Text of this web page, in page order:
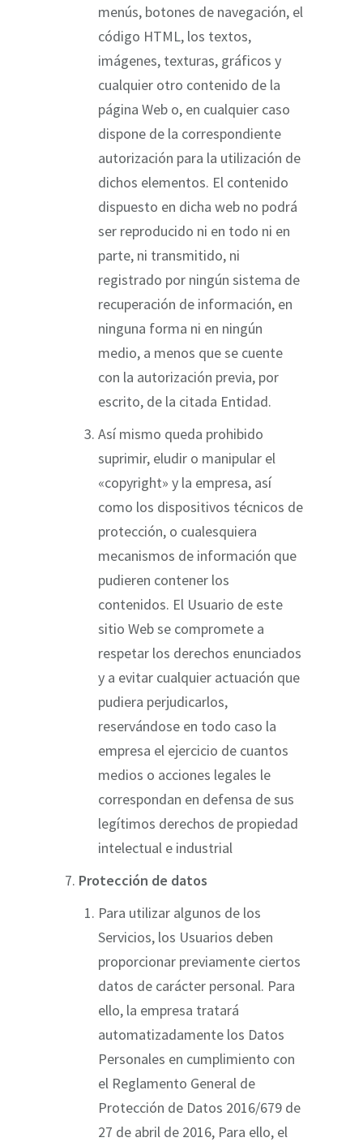
menús, botones de navegación, el
código HTML, los textos,
imágenes, texturas, gráficos y
cualquier otro contenido de la
página Web o, en cualquier caso
dispone de la correspondiente
autorización para la utilización de
dichos elementos. El contenido
dispuesto en dicha web no podrá
ser reproducido ni en todo ni en
parte, ni transmitido, ni
registrado por ningún sistema de
recuperación de información, en
ninguna forma ni en ningún
medio, a menos que se cuente
con la autorización previa, por
escrito, de la citada Entidad.
Así mismo queda prohibido
suprimir, eludir o manipular el
«copyright» y la empresa, así
como los dispositivos técnicos de
protección, o cualesquiera
mecanismos de información que
pudieren contener los
contenidos. El Usuario de este
sitio Web se compromete a
respetar los derechos enunciados
y a evitar cualquier actuación que
pudiera perjudicarlos,
reservándose en todo caso la
empresa el ejercicio de cuantos
medios o acciones legales le
correspondan en defensa de sus
legítimos derechos de propiedad
intelectual e industrial
Protección de datos
Para utilizar algunos de los
Servicios, los Usuarios deben
proporcionar previamente ciertos
datos de carácter personal. Para
ello, la empresa tratará
automatizadamente los Datos
Personales en cumplimiento con
el Reglamento General de
Protección de Datos 2016/679 de
27 de abril de 2016, Para ello, el